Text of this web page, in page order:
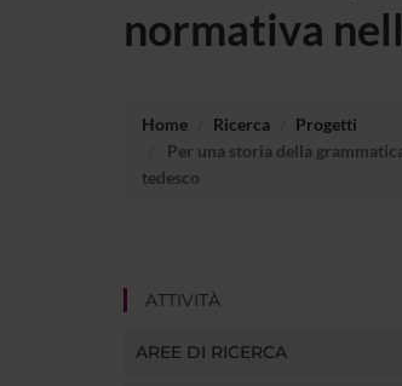
normativa
Home Ricerca
Progetti
Per una storia della
tedesco
ATTIVITÀ
AREE DI RICERCA